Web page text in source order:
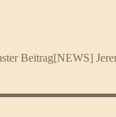
Beitrag[NEWS]